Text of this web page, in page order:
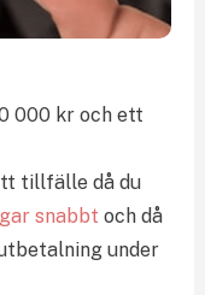
000 kr och ett
tillfälle då du
snabbt och då
under